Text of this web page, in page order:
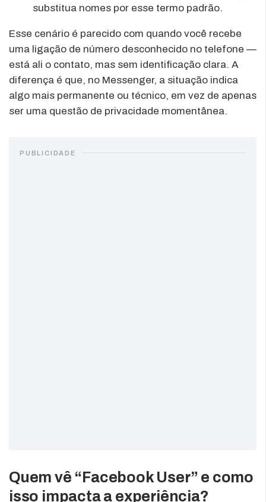
substitua nomes por esse termo padrão.
Esse cenário é parecido com quando você recebe
uma ligação de número desconhecido no telefone —
está ali o contato, mas sem identificação clara. A
diferença é que, no Messenger, a situação indica
algo mais permanente ou técnico, em vez de apenas
ser uma questão de privacidade momentânea.
PUBLICIDADE
Quem vê “Facebook User” e como
isso impacta a experiência?